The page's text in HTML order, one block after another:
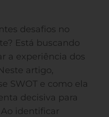
desafios no
Está buscando
a experiência dos
artigo,
SWOT e como ela
decisiva para
identificar